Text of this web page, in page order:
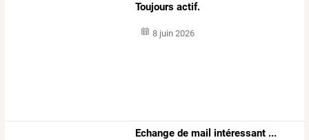
Toujours actif.
8 juin 2026
Echange de mail intéressant ...